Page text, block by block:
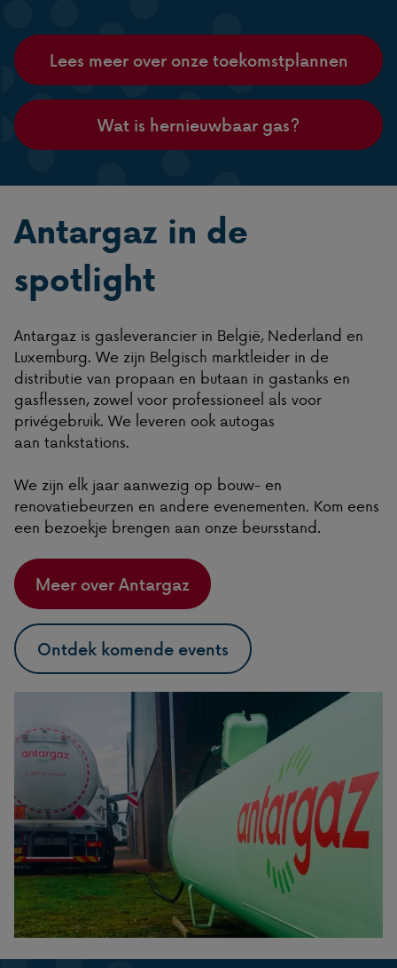
Lees meer over onze toekomstplannen
Wat is hernieuwbaar gas?
Antargaz in de
spotlight
Antargaz is gasleverancier in België, Nederland en
Luxemburg. We zijn Belgisch marktleider in de
distributie van propaan en butaan in gastanks en
gasflessen, zowel voor professioneel als voor
privégebruik. We leveren ook autogas
aan tankstations.
We zijn elk jaar aanwezig op bouw- en
renovatiebeurzen en andere evenementen. Kom eens
een bezoekje brengen aan onze beursstand.
Meer over Antargaz
Ontdek komende events